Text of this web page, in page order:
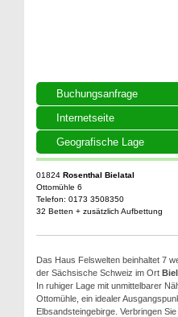
Buchungsanfrage
Internetseite
Geografische Lage
01824 Rosenthal Bielatal
Ottomühle 6
Telefon: 0173 3508350
32 Betten + zusätzlich Aufbettung
Das Haus Felswelten beinhaltet 7
der Sächsische Schweiz im Ort
In ruhiger Lage mit unmittelbarer
Ottomühle, ein idealer
Elbsandsteingebirge. Verbringen